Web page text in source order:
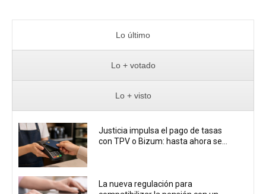
Lo último
Lo + votado
Lo + visto
Justicia impulsa el pago de tasas
con TPV o Bizum: hasta ahora se...
La nueva regulación para